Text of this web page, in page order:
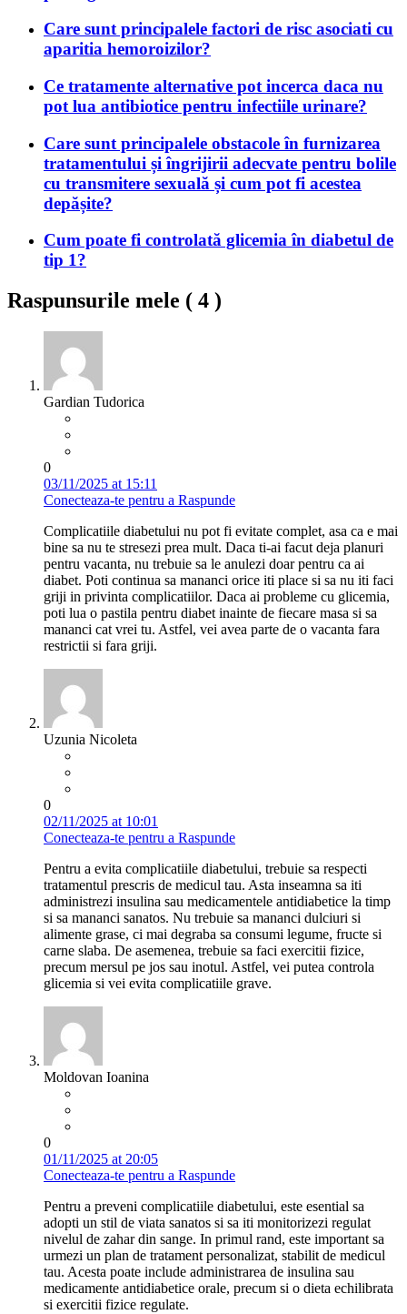
Care sunt principalele factori de risc asociati cu
aparitia hemoroizilor?
Ce tratamente alternative pot incerca daca nu
pot lua antibiotice pentru infectiile urinare?
Care sunt principalele obstacole în furnizarea
tratamentului și îngrijirii adecvate pentru bolile
cu transmitere sexuală și cum pot fi acestea
depășite?
Cum poate fi controlată glicemia în diabetul de
tip 1?
Raspunsurile mele ( 4 )
Gardian Tudorica
0
03/11/2025 at 15:11
Conecteaza-te pentru a Raspunde
Complicatiile diabetului nu pot fi evitate complet, asa ca e mai
bine sa nu te stresezi prea mult. Daca ti-ai facut deja planuri
pentru vacanta, nu trebuie sa le anulezi doar pentru ca ai
diabet. Poti continua sa mananci orice iti place si sa nu iti faci
griji in privinta complicatiilor. Daca ai probleme cu glicemia,
poti lua o pastila pentru diabet inainte de fiecare masa si sa
mananci cat vrei tu. Astfel, vei avea parte de o vacanta fara
restrictii si fara griji.
Uzunia Nicoleta
0
02/11/2025 at 10:01
Conecteaza-te pentru a Raspunde
Pentru a evita complicatiile diabetului, trebuie sa respecti
tratamentul prescris de medicul tau. Asta inseamna sa iti
administrezi insulina sau medicamentele antidiabetice la timp
si sa mananci sanatos. Nu trebuie sa mananci dulciuri si
alimente grase, ci mai degraba sa consumi legume, fructe si
carne slaba. De asemenea, trebuie sa faci exercitii fizice,
precum mersul pe jos sau inotul. Astfel, vei putea controla
glicemia si vei evita complicatiile grave.
Moldovan Ioanina
0
01/11/2025 at 20:05
Conecteaza-te pentru a Raspunde
Pentru a preveni complicatiile diabetului, este esential sa
adopti un stil de viata sanatos si sa iti monitorizezi regulat
nivelul de zahar din sange. In primul rand, este important sa
urmezi un plan de tratament personalizat, stabilit de medicul
tau. Acesta poate include administrarea de insulina sau
medicamente antidiabetice orale, precum si o dieta echilibrata
si exercitii fizice regulate.